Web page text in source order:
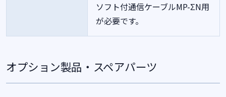
ソフト付通信ケーブルMP-ΣN用
が必要です。
オプション製品・スペアパーツ